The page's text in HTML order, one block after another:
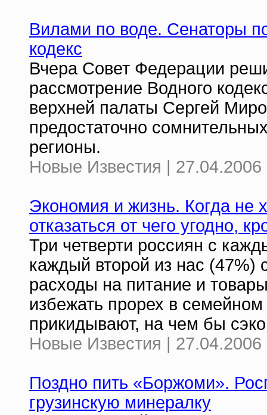
Вилами по воде. Сенаторы
кодекс
Вчера Совет Федерации
рассмотрение Водного
верхней палаты Сергей
предостаточно
регионы.
Новые Известия | 27.04.2006
Экономия и жизнь. Когда не
отказаться от чего угодно,
Три четверти россиян с
каждый второй из нас (47%)
расходы на питание и
избежать прорех в
прикидывают, на чем бы
Новые Известия | 27.04.2006
Поздно пить «Боржоми».
грузинскую минералку